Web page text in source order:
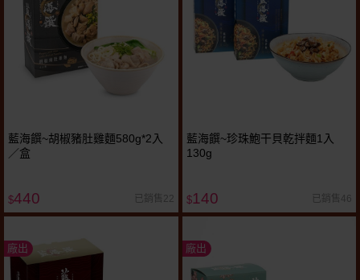
藍海饌~胡椒豬肚雞麵580g*2入
／盒
$440 已銷售22
藍海饌~珍珠鮑干貝乾拌麵1入
130g
$140 已銷售46
廠出 廠出